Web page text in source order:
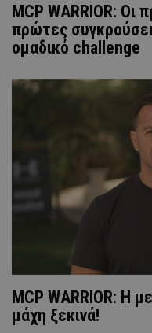
MCP WARRIOR: Οι
πρώτες
ομαδικό challenge
MCP WARRIOR: Η
μάχη ξεκινά!